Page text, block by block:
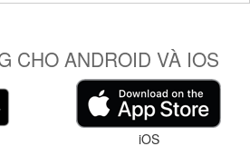
CHO ANDROID VÀ IOS
iOS